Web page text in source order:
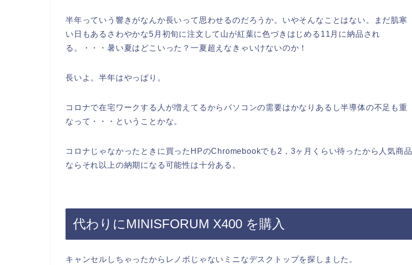
半年っていう響きがなんか長いって思わせるのだろうか。いやそんなことはない。まだ肌寒
い日もあるさわやかな5月初旬に注文して山が紅葉に色づきはじめる11月に納品され
る。・・・暑い夏はどこいった？一夏超えなきゃいけないのか！
長いよ。半年はやっぱり。
コロナで在宅ワークする人が増えてるからパソコンの需要はかなりあるし半導体の不足も重
なって・・・ということかな。
コロナじゃなかったときに買ったHPのChromebookでも2，3ヶ月くらい待ったから人気商品
ならそれ以上の納期になる可能性は十分ある。
代わりにMINISFORUM X400 を購入
キャンセルしちゃったからレノボじゃないミニなデスクトップを探しました。